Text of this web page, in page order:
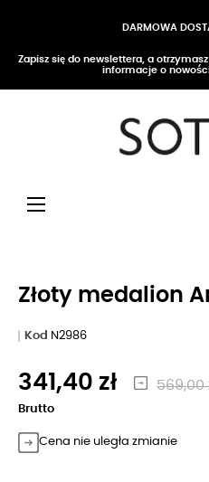
DARMOWA
Zapisz się do newslettera, a
informacje o
Przełącz nawigację
☰
Złoty medalion
Kod N2986
341,40 zł 569,00
Brutto
Cena nie uległa zmianie